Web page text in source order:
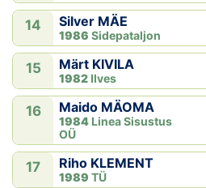
14 Silver MÄE
1986 Sidepataljon
15 Märt KIVILA
1982 Ilves
16 Maido MÄOMA
1984 Linea Sisustus
OÜ
17 Riho KLEMENT
1989 TÜ